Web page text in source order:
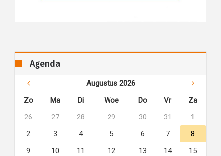
Agenda
Augustus 2026
Zo
Ma Di Woe Do Vr
Za
26
27 28 29 30 31
1
2
3 4 5 6 7
8
9
10 11 12 13 14
15